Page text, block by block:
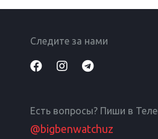
Следите за нами
Есть вопросы? Пиши в
@bigbenwatchuz